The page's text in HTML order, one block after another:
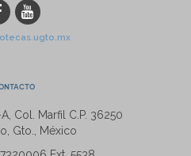
Col. Marfil C.P. 36250
Gto., México